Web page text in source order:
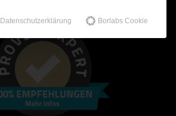
Datenschutzerklärung Borlabs Cookie